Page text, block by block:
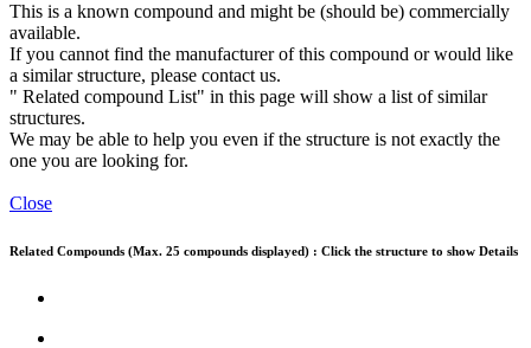
This is a known compound and might be (should be) commercially
available.
If you cannot find the manufacturer of this compound or would like
a similar structure, please contact us.
" Related compound List" in this page will show a list of similar
structures.
We may be able to help you even if the structure is not exactly the
one you are looking for.
Close
Related Compounds (Max. 25 compounds displayed) : Click the structure to show Details